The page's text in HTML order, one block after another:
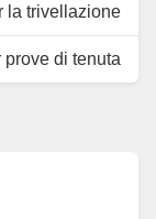
la trivellazione
di tenuta